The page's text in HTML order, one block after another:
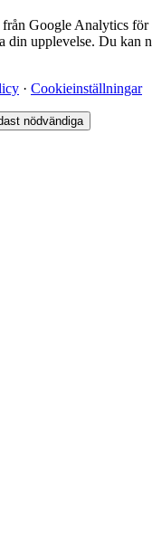
Google Analytics för
din upplevelse. Du kan
· Cookieinställningar
nödvändiga